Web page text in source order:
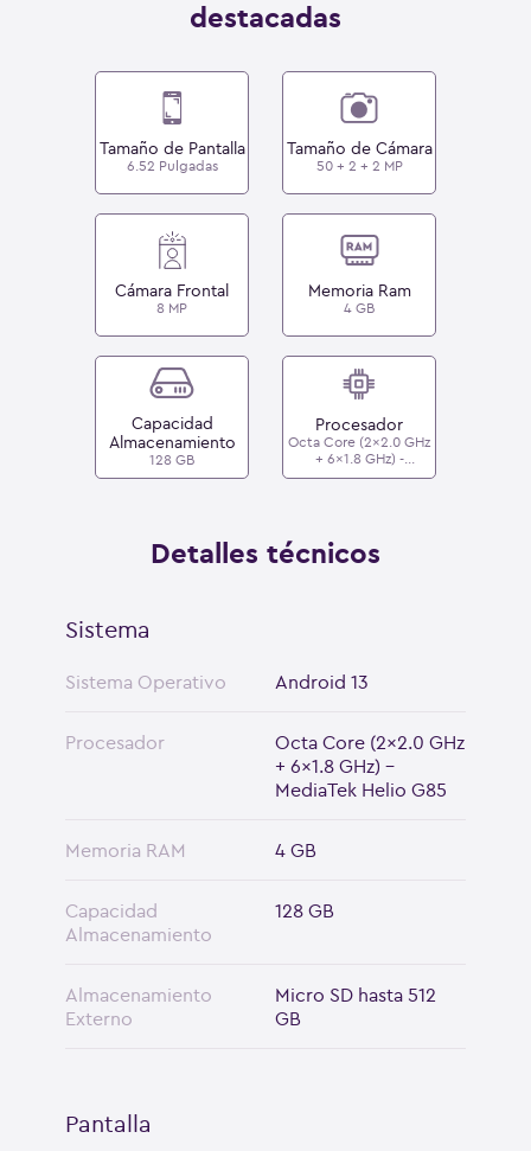
destacadas
Tamaño de Pantalla
6.52 Pulgadas
Tamaño de Cámara
50 + 2 + 2 MP
Cámara Frontal
8 MP
Memoria Ram
4 GB
Capacidad
Almacenamiento
128 GB
Procesador
Octa Core (2x2.0 GHz
+ 6x1.8 GHz) -
MediaTek Helio G85
Detalles técnicos
Sistema
Sistema Operativo Android 13
Procesador
Octa Core (2x2.0 GHz
+ 6x1.8 GHz) -
MediaTek Helio G85
Memoria RAM 4 GB
Capacidad
Almacenamiento
128 GB
Almacenamiento
Externo
Micro SD hasta 512
GB
Pantalla